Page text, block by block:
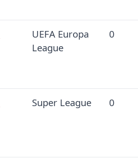
UEFA Europa
League
0
Super League 0